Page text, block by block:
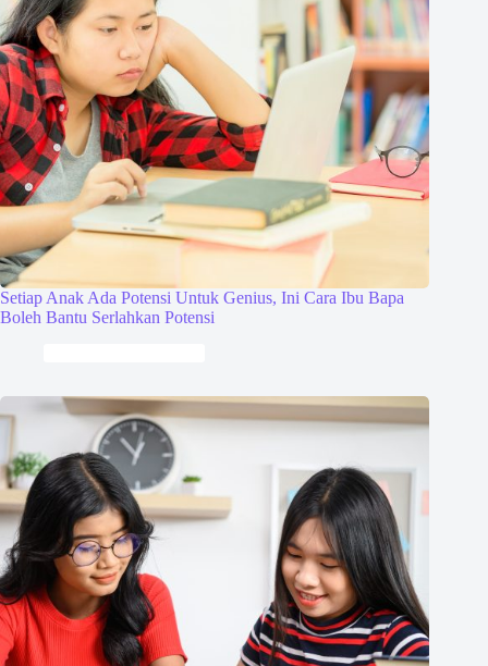
Setiap Anak Ada Potensi Untuk Genius, Ini Cara Ibu Bapa
Boleh Bantu Serlahkan Potensi